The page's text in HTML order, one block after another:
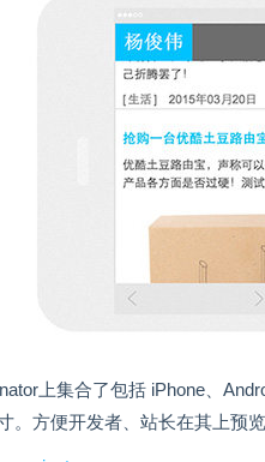
上集合了包括 iPhone、
。方便开发者、站长在其上预览